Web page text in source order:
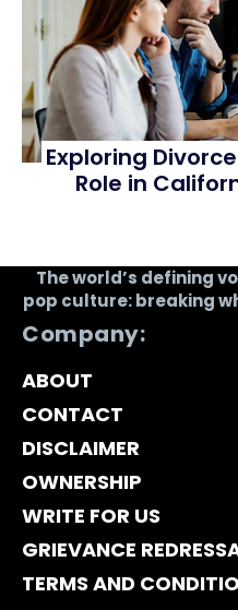
Exploring
Role in
The world’s defining
pop culture: breaking
Company:
ABOUT
CONTACT
DISCLAIMER
OWNERSHIP
WRITE FOR US
GRIEVANCE
TERMS AND